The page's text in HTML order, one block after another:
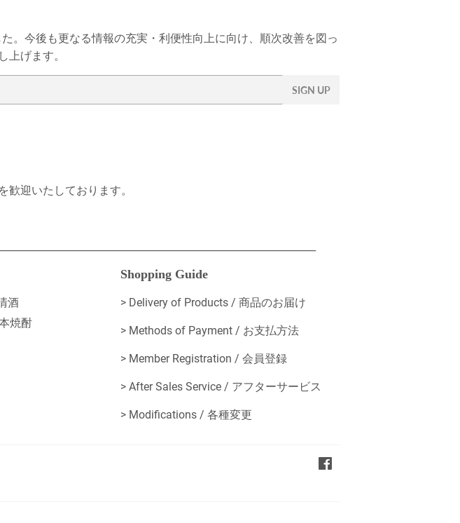
。今後も更なる情報の充実・利便性向上に向け、順次改善を図っ
上げます。
SIGN UP
迎いたしております。
酒
焼酎
Shopping Guide
> Delivery of Products / 商品のお届け
> Methods of Payment / お支払方法
> Member Registration / 会員登録
> After Sales Service / アフターサービス
> Modifications / 各種変更